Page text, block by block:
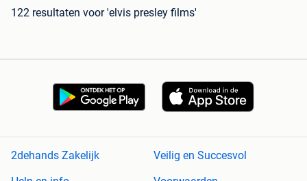
122 resultaten voor 'elvis presley films'
2dehands Zakelijk
Veilig en Succesvol